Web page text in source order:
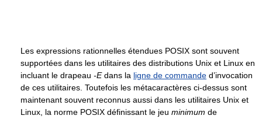
Les expressions rationnelles étendues POSIX sont souvent
supportées dans les utilitaires des distributions Unix et Linux en
incluant le drapeau -Edans la ligne de commande d’invocation
de ces utilitaires. Toutefois les métacaractères ci-dessus sont
maintenant souvent reconnus aussi dans les utilitaires Unix et
Linux, la norme POSIX définissant le jeu minimum de